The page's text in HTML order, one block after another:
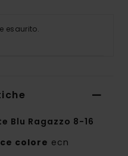
esaurito.
Blu Ragazzo 8-16
colore ecn